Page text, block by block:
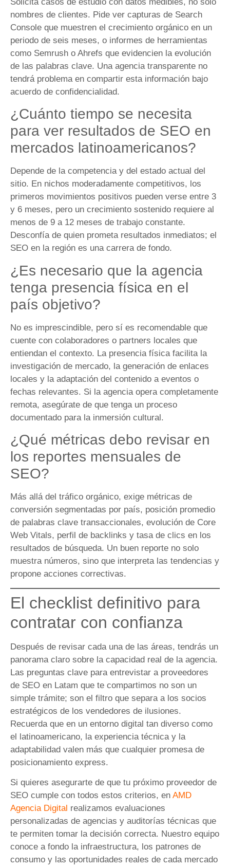
nombres de clientes. Pide ver capturas de Search
Console que muestren el crecimiento orgánico en un
periodo de seis meses, o informes de herramientas
como Semrush o Ahrefs que evidencien la evolución
de las palabras clave. Una agencia transparente no
tendrá problema en compartir esta información bajo
acuerdo de confidencialidad.
¿Cuánto tiempo se necesita
para ver resultados de SEO en
mercados latinoamericanos?
Depende de la competencia y del estado actual del
sitio. En nichos moderadamente competitivos, los
primeros movimientos positivos pueden verse entre 3
y 6 meses, pero un crecimiento sostenido requiere al
menos de 9 a 12 meses de trabajo constante.
Desconfía de quien prometa resultados inmediatos; el
SEO en la región es una carrera de fondo.
¿Es necesario que la agencia
tenga presencia física en el
país objetivo?
No es imprescindible, pero sí es recomendable que
cuente con colaboradores o partners locales que
entiendan el contexto. La presencia física facilita la
investigación de mercado, la generación de enlaces
locales y la adaptación del contenido a eventos o
fechas relevantes. Si la agencia opera completamente
remota, asegúrate de que tenga un proceso
documentado para la inmersión cultural.
¿Qué métricas debo revisar en
los reportes mensuales de
SEO?
Más allá del tráfico orgánico, exige métricas de
conversión segmentadas por país, posición promedio
de palabras clave transaccionales, evolución de Core
Web Vitals, perfil de backlinks y tasa de clics en los
resultados de búsqueda. Un buen reporte no solo
muestra números, sino que interpreta las tendencias y
propone acciones correctivas.
El checklist definitivo para
contratar con confianza
Después de revisar cada una de las áreas, tendrás un
panorama claro sobre la capacidad real de la agencia.
Las preguntas clave para entrevistar a proveedores
de SEO en Latam que te compartimos no son un
simple trámite; son el filtro que separa a los socios
estratégicos de los vendedores de ilusiones.
Recuerda que en un entorno digital tan diverso como
el latinoamericano, la experiencia técnica y la
adaptabilidad valen más que cualquier promesa de
posicionamiento express.
Si quieres asegurarte de que tu próximo proveedor de
SEO cumple con todos estos criterios, en AMD
Agencia Digital realizamos evaluaciones
personalizadas de agencias y auditorías técnicas que
te permiten tomar la decisión correcta. Nuestro equipo
conoce a fondo la infraestructura, los patrones de
consumo y las oportunidades reales de cada mercado